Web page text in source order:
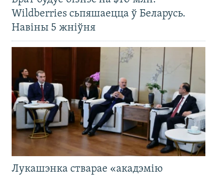
Wildberries сьпяшаецца ў Беларусь.
Навіны 5 жніўня
Лукашэнка стварае «акадэмію